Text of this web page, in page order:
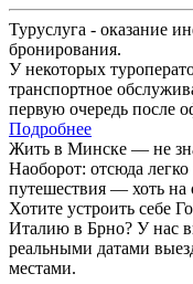
Туруслуга - оказание
бронирования.
У некоторых
транспортное
первую очередь после
Подробнее
Жить в Минске — не
Наоборот: отсюда
путешествия — хоть на
Хотите устроить себе
Италию в Брно? У нас
реальными датами
местами.